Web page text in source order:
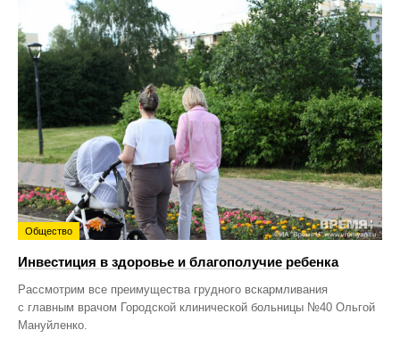
Общество
Инвестиция в здоровье и благополучие ребенка
Рассмотрим все преимущества грудного вскармливания
с главным врачом Городской клинической больницы №40 Ольгой
Мануйленко.